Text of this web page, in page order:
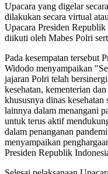
Upacara yang digelar
dilakukan secara virtual
Upacara Presiden
diikuti oleh Mabes Polri
Pada kesempatan tersebut
Widodo menyampaikan
jajaran Polri telah
kesehatan, kementerian
khususnya dinas
lainnya dalam menangani
untuk terus aktif
dalam penanganan
menyampaikan
Presiden Republik